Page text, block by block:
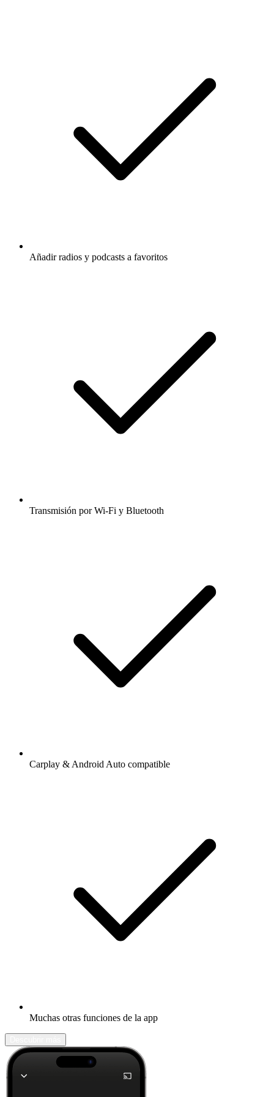
Añadir radios y podcasts a favoritos
Transmisión por Wi-Fi y Bluetooth
Carplay & Android Auto compatible
Muchas otras funciones de la app